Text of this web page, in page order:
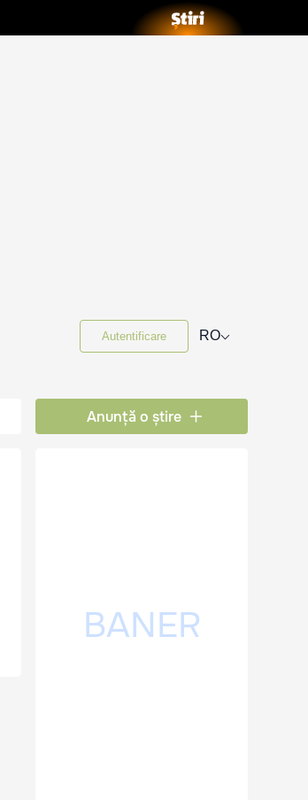
Autentificare RO⌵
Anunță o știre